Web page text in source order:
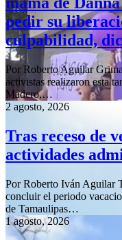
pedir su
culpabilidad,
Por Roberto Aguilar
activistas realizaron esta
Madero,…
2 agosto, 2026
Tras receso de
actividades
Por Roberto Iván Aguilar
concluir el periodo
de Tamaulipas…
1 agosto, 2026